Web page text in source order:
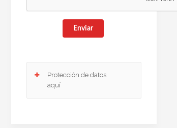
Enviar
Protección de datos
aquí